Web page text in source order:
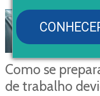
Como se
de trabalho